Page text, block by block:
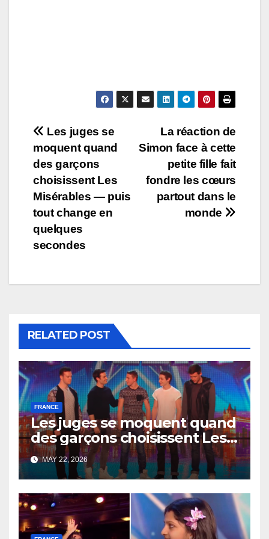
Post
navigation
La réaction de
Simon face à cette
petite fille fait
fondre les cœurs
partout dans le
monde
Les juges se
moquent quand
des garçons
choisissent Les
Misérables — puis
tout change en
quelques
secondes
RELATED POST
FRANCE
Les juges se moquent quand
des garçons choisissent Les
Misérables — puis tout
change en quelques
secondes
MAY 22, 2026